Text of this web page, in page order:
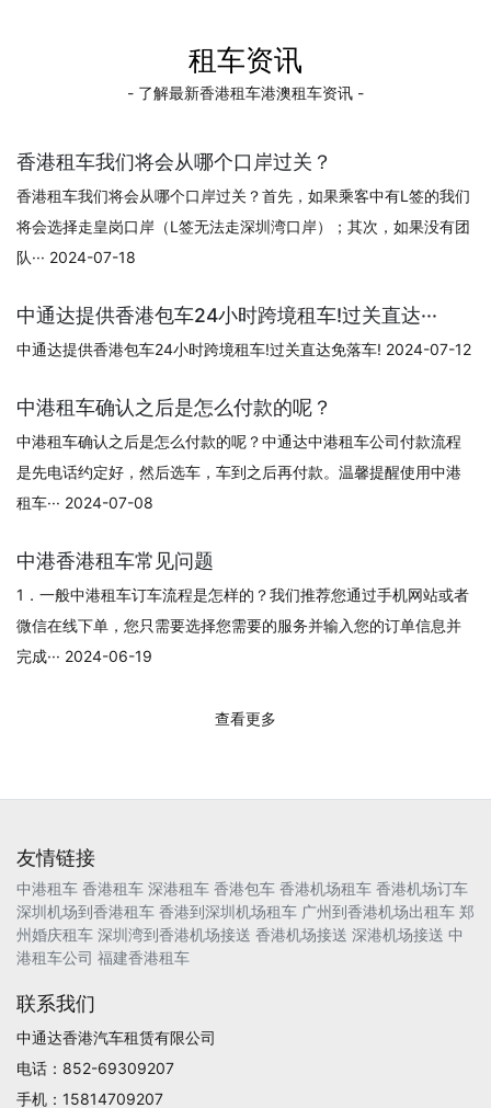
租车资讯
- 了解最新香港租车港澳租车资讯 -
香港租车我们将会从哪个口岸过关？
香港租车我们将会从哪个口岸过关？首先，如果乘客中有L签的我们
将会选择走皇岗口岸（L签无法走深圳湾口岸）；其次，如果没有团
队··· 2024-07-18
中通达提供香港包车24小时跨境租车!过关直达···
中通达提供香港包车24小时跨境租车!过关直达免落车! 2024-07-12
中港租车确认之后是怎么付款的呢？
中港租车确认之后是怎么付款的呢？中通达中港租车公司付款流程
是先电话约定好，然后选车，车到之后再付款。温馨提醒使用中港
租车··· 2024-07-08
中港香港租车常见问题
1．一般中港租车订车流程是怎样的？我们推荐您通过手机网站或者
微信在线下单，您只需要选择您需要的服务并输入您的订单信息并
完成··· 2024-06-19
查看更多
友情链接
中港租车 香港租车 深港租车 香港包车 香港机场租车 香港机场订车
深圳机场到香港租车 香港到深圳机场租车 广州到香港机场出租车 郑
州婚庆租车 深圳湾到香港机场接送 香港机场接送 深港机场接送 中
港租车公司 福建香港租车
联系我们
中通达香港汽车租赁有限公司
电话：852-69309207
手机：15814709207